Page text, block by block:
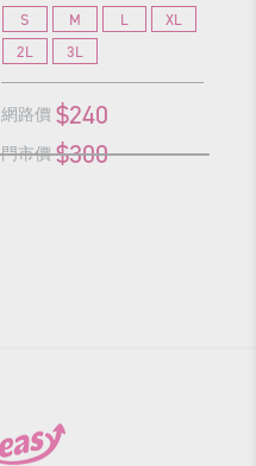
S M L
XL
2L
3L
網路價 $240
門市價 $300